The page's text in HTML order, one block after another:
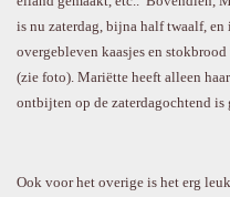
is nu zaterdag, bijna half twaalf,
overgebleven kaasjes en
(zie foto). Mariëtte heeft alleen
ontbijten op de zaterdagochtend is
Ook voor het overige is het erg